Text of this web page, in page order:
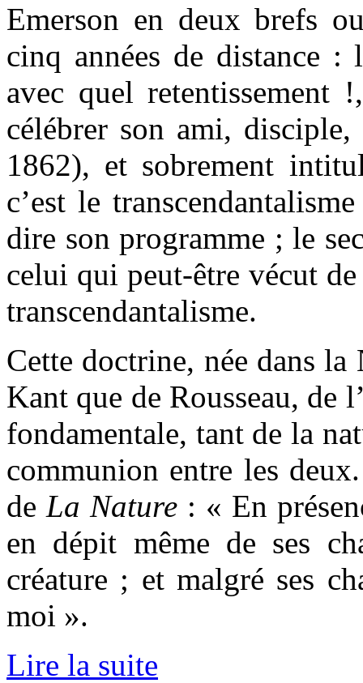
Emerson en deux brefs
cinq années de distance :
avec quel retentissement
célébrer son ami,
1862), et sobrement
c’est le
dire son programme ; le
celui qui peut-être vécut
transcendantalisme.
Cette doctrine, née dans
Kant que de Rousseau, de
fondamentale, tant de la
communion entre les
de La Nature : « En
en dépit même de ses
créature ; et malgré ses
moi ».
Lire la suite